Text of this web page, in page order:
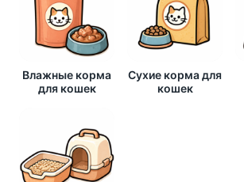
Влажные корма
для кошек
Сухие корма для
кошек